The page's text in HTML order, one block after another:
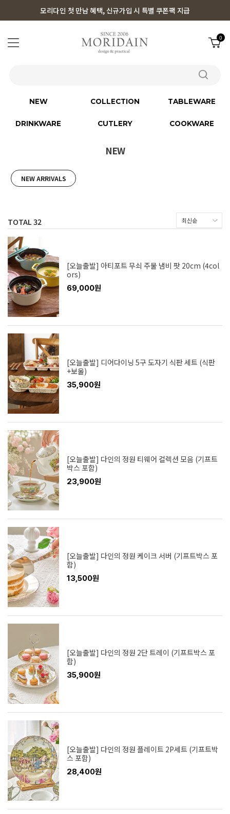
모리다인 첫 만남 혜택, 신규가입 시 특별 쿠폰팩 지급
0
NEW COLLECTION TABLEWARE
DRINKWARE CUTLERY COOKWARE
NEW
NEW ARRIVALS
TOTAL32
[오늘출발] 아티포트 무쇠 주물 냄비 팟 20cm (4col
ors)
69,000원
[오늘출발] 디어다이닝 5구 도자기 식판 세트 (식판
+보울)
35,900원
[오늘출발] 다인의 정원 티웨어 컬렉션 모음 (기프트
박스 포함)
23,900원
[오늘출발] 다인의 정원 케이크 서버 (기프트박스 포
함)
13,500원
[오늘출발] 다인의 정원 2단 트레이 (기프트박스 포
함)
35,900원
[오늘출발] 다인의 정원 플레이트 2P세트 (기프트박
스 포함)
28,400원